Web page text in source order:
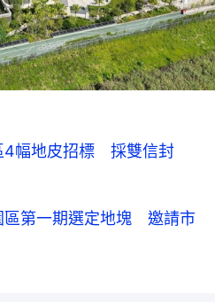
4幅地皮招標 採雙信封
區第一期選定地塊 邀請市